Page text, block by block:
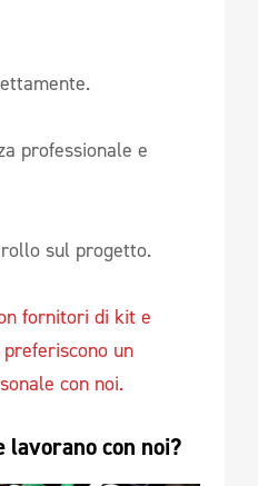
professionale e
sul progetto.
fornitori di kit e
un
con noi.
lavorano con noi?